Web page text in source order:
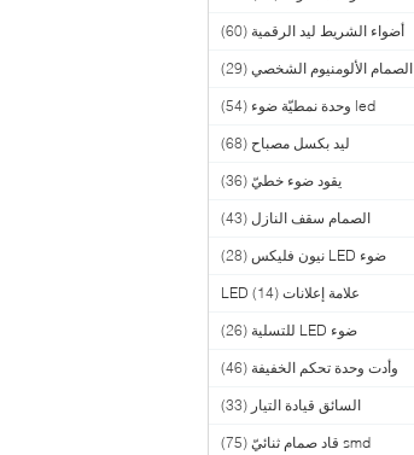
أضواء الشريط ليد الرقمية (60)
الصمام الألومنيوم الشخصي (29)
led وحدة نمطيّة ضوء (54)
ليد بكسل مصباح (68)
يقود ضوء خطيّ (36)
الصمام سقف النازل (43)
ضوء LED نيون فليكس (28)
علامة إعلانات LED (14)
ضوء LED للتسلية (26)
وأدت وحدة تحكم الخفيفة (46)
السائق قيادة التيار (33)
smd قاد صمام ثنائيّ (75)